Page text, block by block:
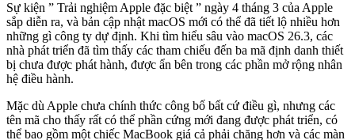
Sự kiện ” Trải nghiệm Apple đặc biệt ” ngày 4 tháng 3 của Apple
sắp diễn ra, và bản cập nhật macOS mới có thể đã tiết lộ nhiều hơn
những gì công ty dự định. Khi tìm hiểu sâu vào macOS 26.3, các
nhà phát triển đã tìm thấy các tham chiếu đến ba mã định danh thiết
bị chưa được phát hành, được ẩn bên trong các phần mở rộng nhân
hệ điều hành.
Mặc dù Apple chưa chính thức công bố bất cứ điều gì, nhưng các
tên mã cho thấy rất có thể phần cứng mới đang được phát triển, có
thể bao gồm một chiếc MacBook giá cả phải chăng hơn và các màn